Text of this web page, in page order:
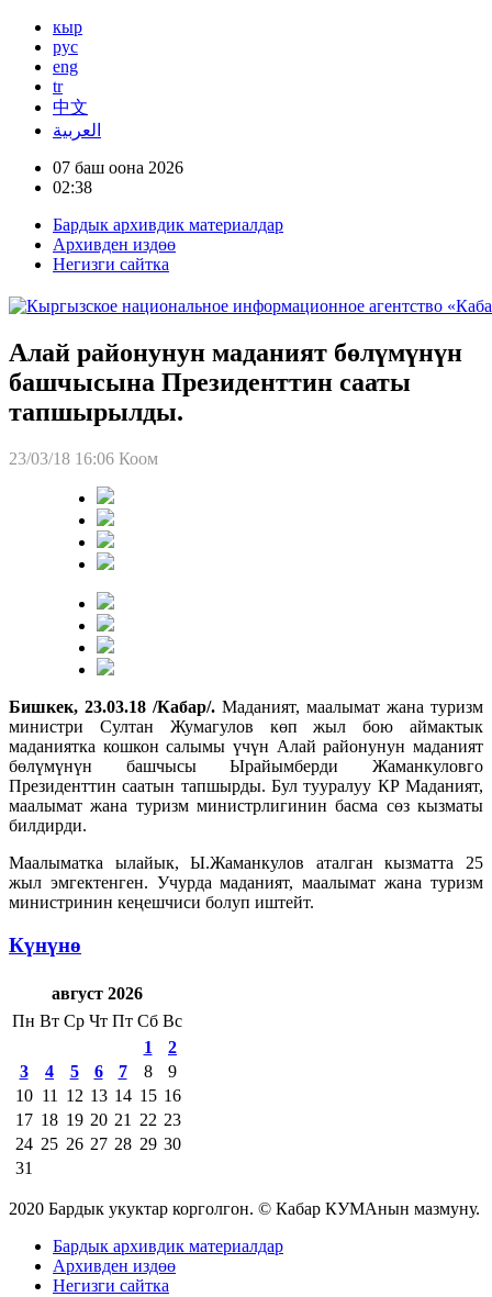
кыр
рус
eng
tr
中文
العربية
07 баш оона 2026
02:38
Бардык архивдик материалдар
Архивден издөө
Негизги сайтка
Алай районунун маданият бөлүмүнүн
башчысына Президенттин сааты
тапшырылды.
23/03/18 16:06 Коом
Бишкек, 23.03.18 /Кабар/. Маданият, маалымат жана туризм
министри Султан Жумагулов көп жыл бою аймактык
маданиятка кошкон салымы үчүн Алай районунун маданият
бөлүмүнүн башчысы Ырайымберди Жаманкуловго
Президенттин саатын тапшырды. Бул тууралуу КР Маданият,
маалымат жана туризм министрлигинин басма сөз кызматы
билдирди.
Маалыматка ылайык, Ы.Жаманкулов аталган кызматта 25
жыл эмгектенген. Учурда маданият, маалымат жана туризм
министринин кеңешчиси болуп иштейт.
Күнүнө
август 2026
Пн Вт Ср Чт Пт Сб Вс
1
2
3
4 5 6 7 8
9
10 11 12 13 14 15 16
17 18 19 20 21 22 23
24 25 26 27 28 29 30
31
2020 Бардык укуктар корголгон. © Кабар КУМАнын мазмуну.
Бардык архивдик материалдар
Архивден издөө
Негизги сайтка